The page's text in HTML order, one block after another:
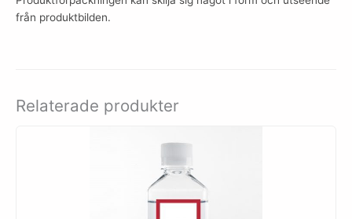
från produktbilden.
Relaterade produkter